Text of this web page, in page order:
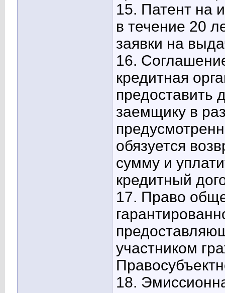
15. Патент на
в течение 20
заявки на
16.
кредитная
предоставить
заемщику в
обязуется
сумму и
кредитный
17. Право
участником
18.